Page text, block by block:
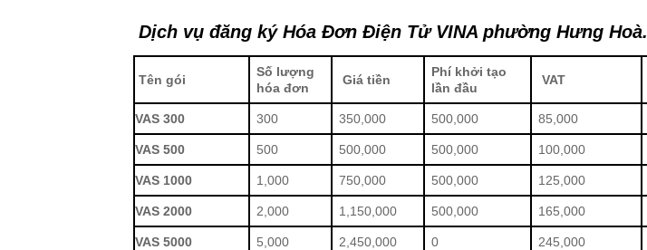
Dịch vụ đăng ký Hóa Đơn Điện Tử VINA phường Hưng Hoà.
Tên gói
Số lượng
hóa đơn
Giá tiền
Phí khởi tạo
lần đầu
VAT
VAS 300 300 350,000 500,000 85,000
VAS 500 500 500,000 500,000 100,000
VAS 1000 1,000 750,000 500,000 125,000
VAS 2000 2,000 1,150,000 500,000 165,000
VAS 5000 5,000 2,450,000 0 245,000